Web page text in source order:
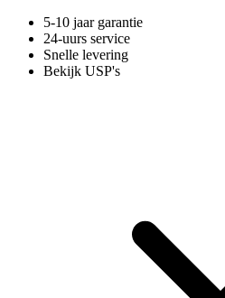
5-10 jaar garantie
24-uurs service
Snelle levering
Bekijk USP's